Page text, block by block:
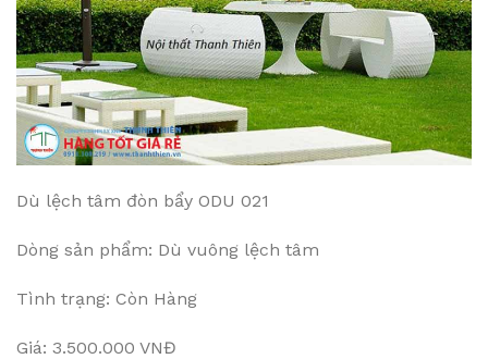
Dù lệch tâm đòn bẩy ODU 021
Dòng sản phẩm: Dù vuông lệch tâm
Tình trạng: Còn Hàng
Giá: 3.500.000 VNĐ